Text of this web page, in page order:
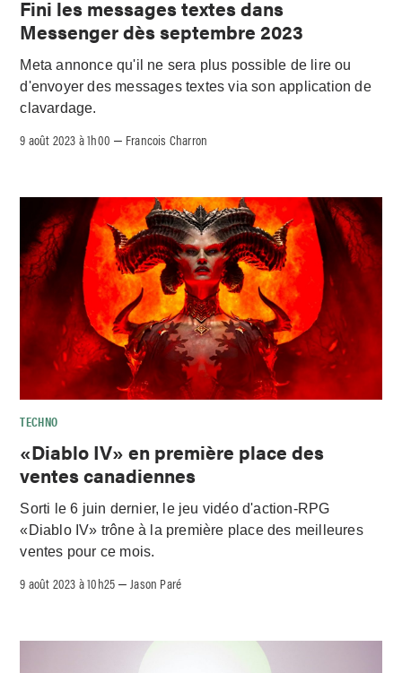
Fini les messages textes dans
Messenger dès septembre 2023
Meta annonce qu'il ne sera plus possible de lire ou
d'envoyer des messages textes via son application de
clavardage.
9 août 2023 à 1h00 – Francois Charron
TECHNO
«Diablo IV» en première place des
ventes canadiennes
Sorti le 6 juin dernier, le jeu vidéo d'action-RPG
«Diablo IV» trône à la première place des meilleures
ventes pour ce mois.
9 août 2023 à 10h25 – Jason Paré